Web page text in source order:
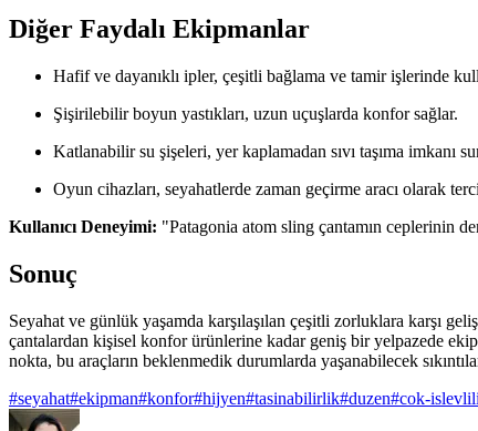
Diğer Faydalı Ekipmanlar
Hafif ve dayanıklı ipler, çeşitli bağlama ve tamir işlerinde
Şişirilebilir boyun yastıkları, uzun uçuşlarda konfor sağlar.
Katlanabilir su şişeleri, yer kaplamadan sıvı taşıma imkanı
Oyun cihazları, seyahatlerde zaman geçirme aracı olarak
Kullanıcı Deneyimi: "Patagonia atom sling çantamın ceplerinin
Sonuç
Seyahat ve günlük yaşamda karşılaşılan çeşitli zorluklara karşı
çantalardan kişisel konfor ürünlerine kadar geniş bir yelpazede
nokta, bu araçların beklenmedik durumlarda yaşanabilecek
#seyahat#ekipman#konfor#hijyen#tasinabilirlik#duzen#cok-